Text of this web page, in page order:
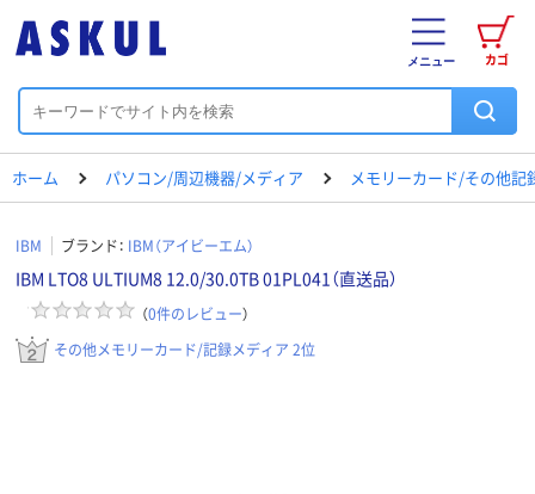
カゴ
メニュー
ホーム パソコン/周辺機器/メディア メモリーカード/その他記
IBM ブランド： IBM（アイビーエム）
IBM LTO8 ULTIUM8 12.0/30.0TB 01PL041（直送品）
（0件のレビュー）
その他メモリーカード/記録メディア 2位